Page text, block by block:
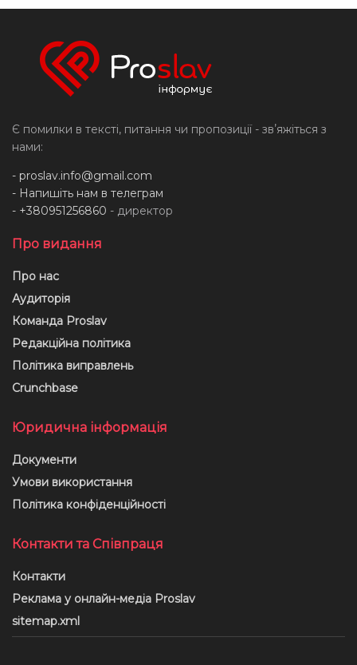
Є помилки в тексті, питання чи пропозиції - звʼяжіться з
нами:
- proslav.info@gmail.com
- Напишіть нам в телеграм
- +380951256860 - директор
Про видання
Про нас
Аудиторія
Команда Proslav
Редакційна політика
Політика виправлень
Crunchbase
Юридична інформація
Документи
Умови використання
Політика конфіденційності
Контакти та Співпраця
Контакти
Реклама у онлайн-медіа Proslav
sitemap.xml